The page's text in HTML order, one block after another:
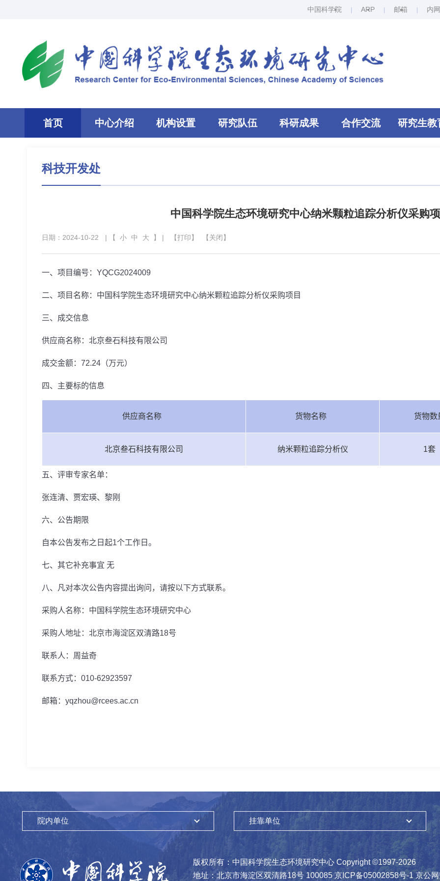
中国科学院 ARP 邮箱 内
首页 中心介绍 机构设置 研究队伍 科研成果 合作交流 研究生教
科技开发处
中国科学院生态环境研究中心纳米颗粒追踪分析仪采购
日期：2024-10-22 | 【 小 中 大 】 | 【打印】 【关闭】
一、项目编号： YQCG2024009
二、项目名称：中国科学院生态环境研究中心纳米颗粒追踪分析仪采购项目
三、成交信息
供应商名称：北京叁石科技有限公司
成交金额： 72.24 （万元）
四、主要标的信息
供应商名称 货物名称 货物数
北京叁石科技有限公司 纳米颗粒追踪分析仪 1套
五、评审专家名单：
张连清、贾宏瑛、黎刚
六、公告期限
自本公告发布之日起1个工作日。
七、其它补充事宜 无
八、凡对本次公告内容提出询问，请按以下方式联系。
采购人名称：中国科学院生态环境研究中心
采购人地址：北京市海淀区双清路18号
联系人：周益奇
联系方式： 010-62923597
邮箱： yqzhou@rcees.ac.cn
院内单位 挂靠单位
版权所有： 中国科学院生态环境研究中心 Copyright ©1997-2026
地址：北京市海淀区双清路18号 100085 京ICP备05002858号-1 京公